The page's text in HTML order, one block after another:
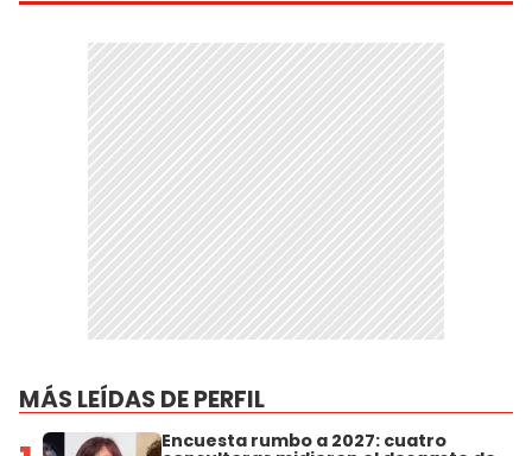
MÁS LEÍDAS DE PERFIL
Encuesta rumbo a 2027: cuatro